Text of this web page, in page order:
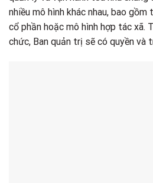
nhiều mô hình khác nhau, bao
cổ phần hoặc mô hình hợp tác xã.
chức, Ban quản trị sẽ có quyền và